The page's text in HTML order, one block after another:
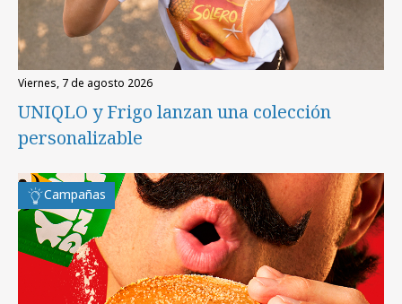
viernes, 7 de agosto 2026
UNIQLO y Frigo lanzan una colección
personalizable
Campañas